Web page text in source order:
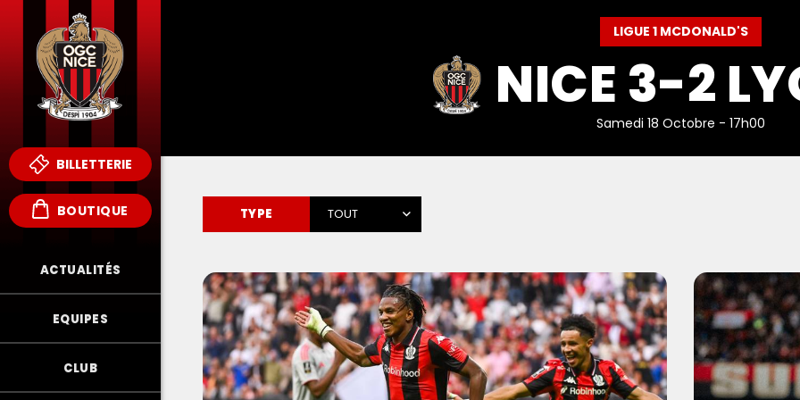
BILLETTERIE
BOUTIQUE
ACTUALITÉS
EQUIPES
CLUB
LIGUE 1 MCDONALD'S
NICE 3-2
Samedi 18 Octobre - 17h00
TYPE TOUT